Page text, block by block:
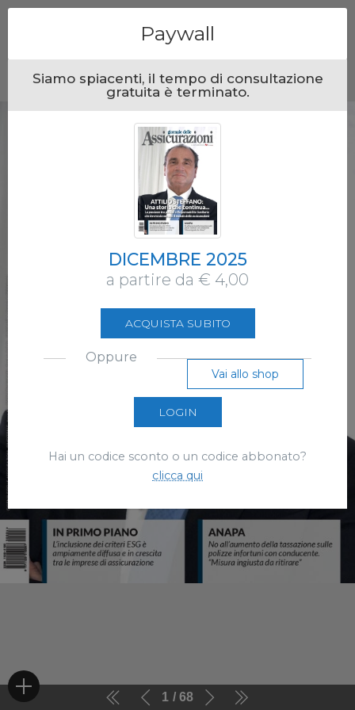
1 68
Paywall
Siamo spiacenti, il tempo di consultazione
gratuita è terminato.
DICEMBRE 2025
a partire da € 4,00
ACQUISTA SUBITO
Oppure
Vai allo shop
LOGIN
Hai un codice sconto o un codice abbonato?
clicca qui